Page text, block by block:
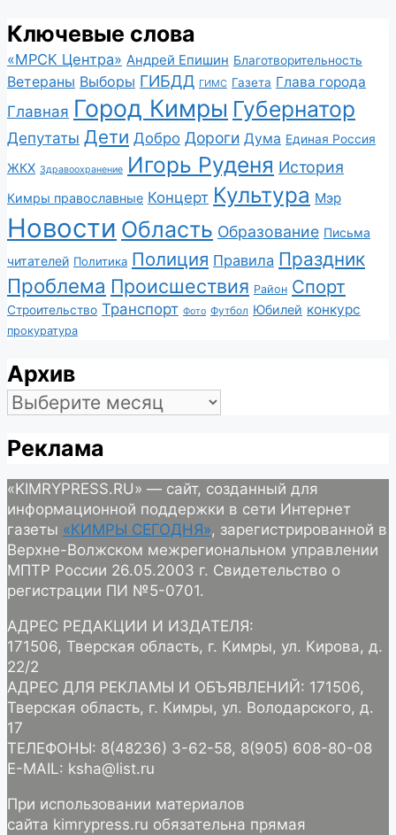
Ключевые слова
«МРСК Центра» Андрей Епишин Благотворительность
Ветераны Выборы ГИБДД ГИМС Газета Глава города
Главная Город Кимры Губернатор
Депутаты Дети Добро Дороги Дума Единая Россия
ЖКХ Здравоохранение Игорь Руденя История
Кимры православные Концерт Культура Мэр
Новости Область Образование Письма
читателей Политика Полиция Правила Праздник
Проблема Происшествия Район Спорт
Строительство Транспорт Фото Футбол Юбилей конкурс
прокуратура
Архив
Архив
Реклама
«KIMRYPRESS.RU» — сайт, созданный для
информационной поддержки в сети Интернет
газеты «КИМРЫ СЕГОДНЯ», зарегистрированной в
Верхне-Волжском межрегиональном управлении
МПТР России 26.05.2003 г. Свидетельство о
регистрации ПИ №5-0701.
АДРЕС РЕДАКЦИИ И ИЗДАТЕЛЯ:
171506, Тверская область, г. Кимры, ул. Кирова, д.
22/2
АДРЕС ДЛЯ РЕКЛАМЫ И ОБЪЯВЛЕНИЙ: 171506,
Тверская область, г. Кимры, ул. Володарского, д.
17
ТЕЛЕФОНЫ: 8(48236) 3-62-58, 8(905) 608-80-08
E-MAIL: ksha@list.ru
При использовании материалов
сайта kimrypress.ru обязательна прямая